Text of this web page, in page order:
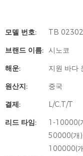
모델 번호:
TB 02302
브랜드 이름: 시노코
해운:
지원 바다
원산지:
중국
결제:
L/C,T/T
리드 타임:
1-10000(
50000(개
100000(